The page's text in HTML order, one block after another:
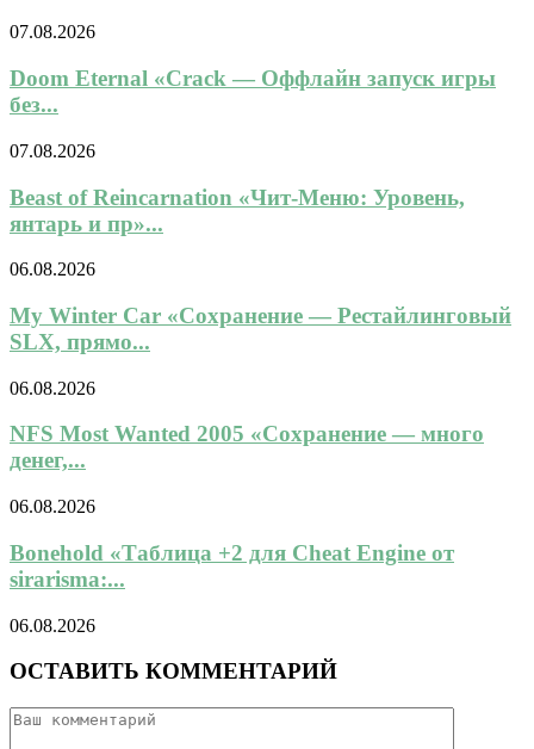
07.08.2026
Doom Eternal «Crack — Оффлайн запуск игры
без...
07.08.2026
Beast of Reincarnation «Чит-Меню: Уровень,
янтарь и пр»...
06.08.2026
My Winter Car «Сохранение — Рестайлинговый
SLX, прямо...
06.08.2026
NFS Most Wanted 2005 «Сохранение — много
денег,...
06.08.2026
Bonehold «Таблица +2 для Cheat Engine от
sirarisma:...
06.08.2026
ОСТАВИТЬ КОММЕНТАРИЙ